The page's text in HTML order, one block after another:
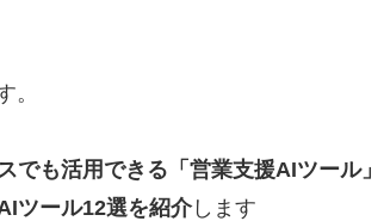
ン・ビジョン・バリュー
。
も活用できる「営業支援AIツール」
ツール12選を紹介します